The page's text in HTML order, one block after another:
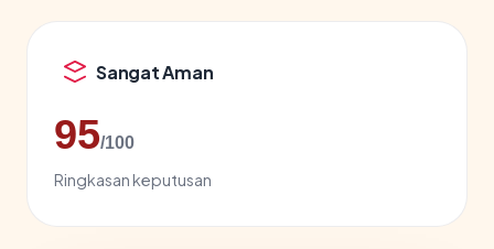
Sangat Aman
95/100
Ringkasan keputusan